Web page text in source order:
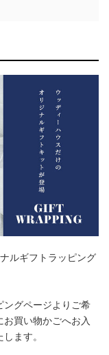
ルギフトラッピング
ングページよりご希
買い物かごへお入
ます。